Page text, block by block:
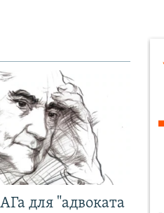
для "адвоката